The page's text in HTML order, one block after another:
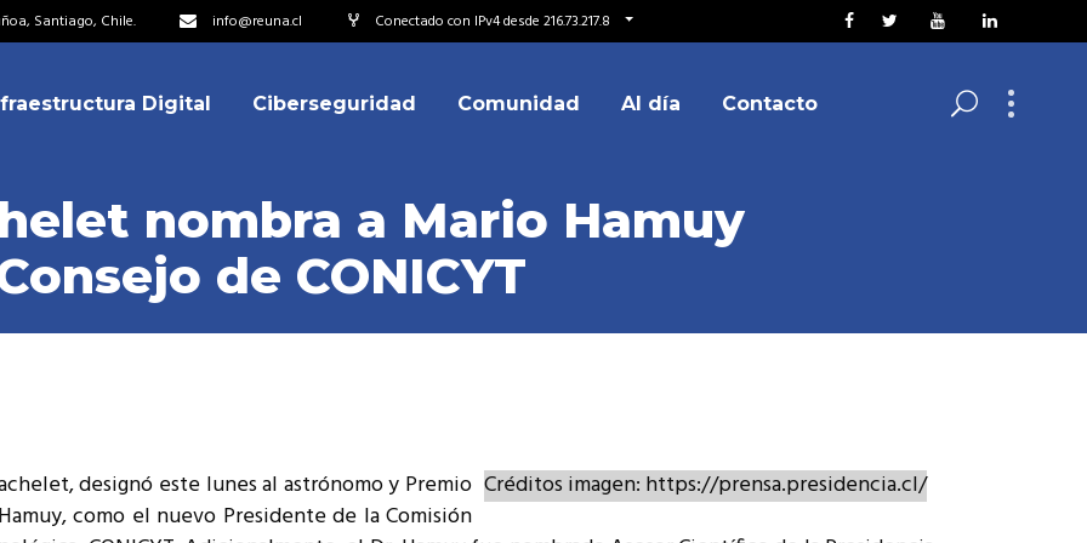
Santiago, Chile. info@reuna.cl Conectado con IPv4 desde 216.73.217.8
de Colaboración
Digital Ciberseguridad Comunidad Al día Contacto
nombra a Mario Hamuy
de CONICYT
Créditos imagen: https://prensa.presidencia.cl/
designó este lunes al astrónomo y Premio
como el nuevo Presidente de la Comisión